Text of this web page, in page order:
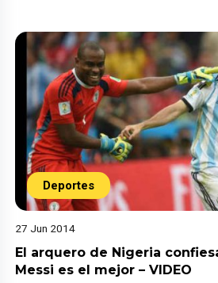
Deportes
27 Jun 2014
El arquero de Nigeria
Messi es el mejor – VIDEO